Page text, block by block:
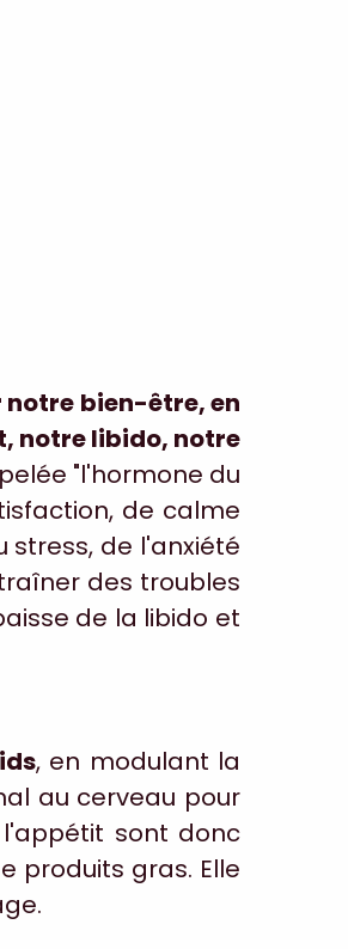
notre bien-être, en
notre libido, notre
"l'hormone du
de calme
stress, de l'anxiété
des troubles
de la libido et
, en modulant la
au cerveau pour
sont donc
produits gras. Elle